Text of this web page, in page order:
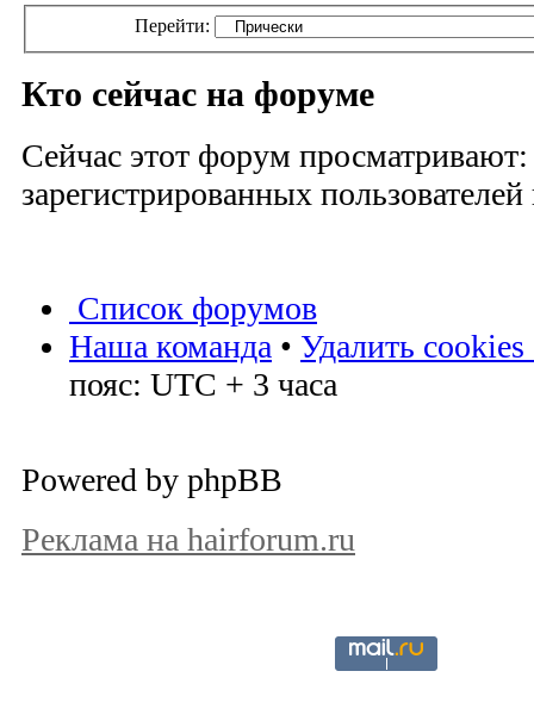
Перейти:
Кто сейчас на форуме
Сейчас этот форум просматривают:
зарегистрированных
Список форумов
Наша команда • Удалить
пояс: UTC + 3 часа
Powered by phpBB
Реклама на hairforum.ru